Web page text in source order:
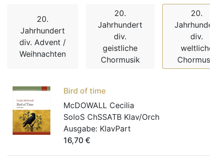
20.
Jahrhundert
div. Advent /
Weihnachten
20.
Jahrhundert
div.
geistliche
Chormusik
20.
div.
weltliche
Chormusik
Bird of time
McDOWALL Cecilia
SoloS ChSSATB Klav/Orch
Ausgabe: KlavPart
16,70 €